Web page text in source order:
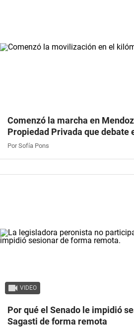
Comenzó la marcha en
Propiedad Privada que debate
Por Sofía Pons
VIDEO
Por qué el Senado le impidió
Sagasti de forma remota